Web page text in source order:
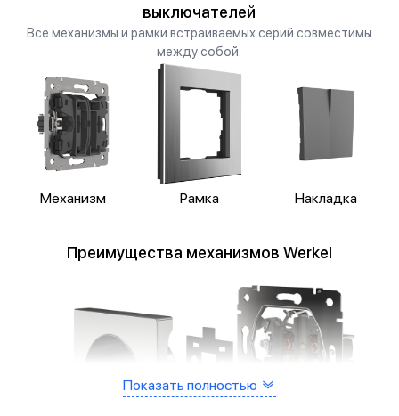
выключателей
Все механизмы и рамки встраиваемых серий совместимы
между собой.
Механизм Рамка Накладка
Преимущества механизмов Werkel
Показать полностью